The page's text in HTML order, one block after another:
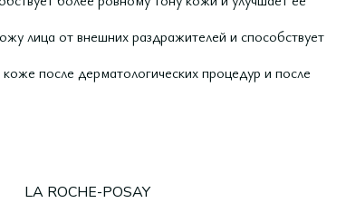
лица от внешних раздражителей и способствует
после дерматологических процедур и после
LA ROCHE-POSAY